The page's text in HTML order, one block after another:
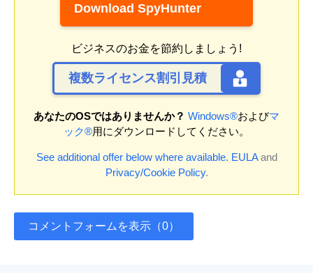
Download SpyHunter
ビジネスのお金を節約しましょう!
複数ライセンス割引見積
あなたのOSではありませんか？ Windows®およびマ
ック®用にダウンロードしてください。
See additional offer below where available. EULAand
Privacy/Cookie Policy.
コメントフォームを表示（0）